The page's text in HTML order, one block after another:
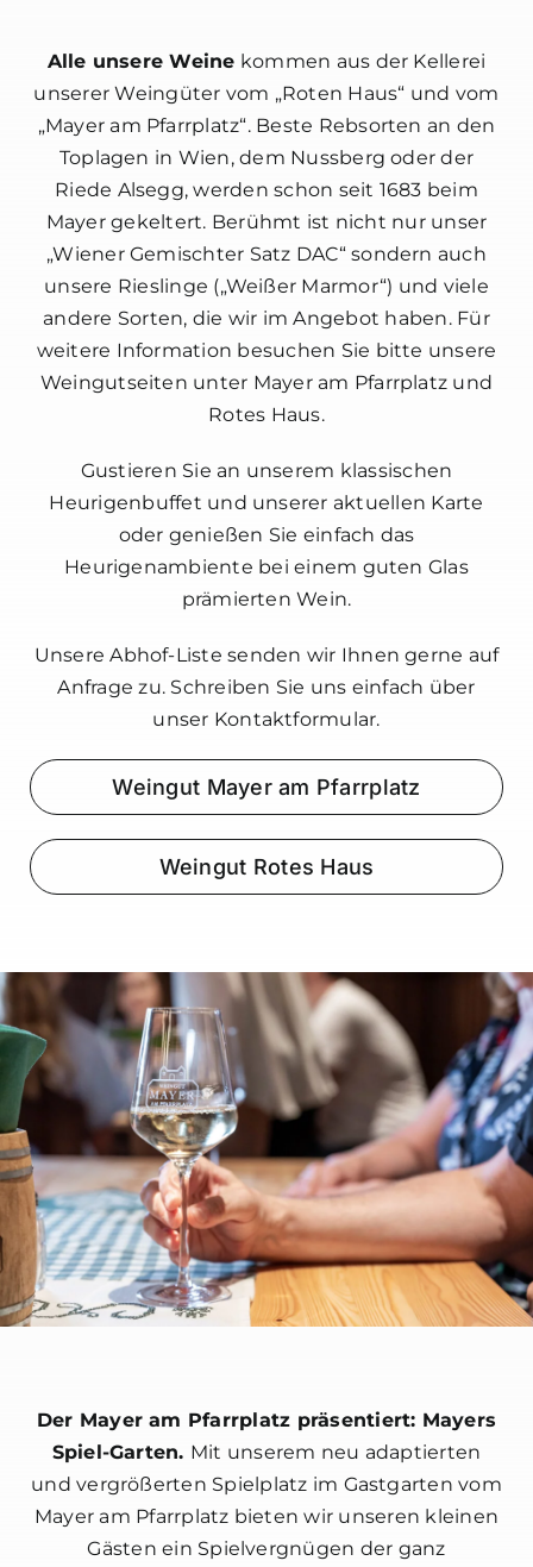
Alle unsere Weine kommen aus der Kellerei
unserer Weingüter vom „Roten Haus“ und vom
„Mayer am Pfarrplatz“. Beste Rebsorten an den
Toplagen in Wien, dem Nussberg oder der
Riede Alsegg, werden schon seit 1683 beim
Mayer gekeltert. Berühmt ist nicht nur unser
„Wiener Gemischter Satz DAC“ sondern auch
unsere Rieslinge („Weißer Marmor“) und viele
andere Sorten, die wir im Angebot haben. Für
weitere Information besuchen Sie bitte unsere
Weingutseiten unter Mayer am Pfarrplatz und
Rotes Haus.
Gustieren Sie an unserem klassischen
Heurigenbuffet und unserer aktuellen Karte
oder genießen Sie einfach das
Heurigenambiente bei einem guten Glas
prämierten Wein.
Unsere Abhof-Liste senden wir Ihnen gerne auf
Anfrage zu. Schreiben Sie uns einfach über
unser Kontaktformular.
Weingut Mayer am Pfarrplatz
Weingut Rotes Haus
Der Mayer am Pfarrplatz präsentiert: Mayers
Spiel-Garten. Mit unserem neu adaptierten
und vergrößerten Spielplatz im Gastgarten vom
Mayer am Pfarrplatz bieten wir unseren kleinen
Gästen ein Spielvergnügen der ganz